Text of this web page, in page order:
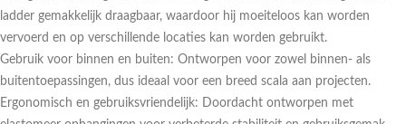
ladder gemakkelijk draagbaar, waardoor hij moeiteloos kan worden
vervoerd en op verschillende locaties kan worden gebruikt.
Gebruik voor binnen en buiten: Ontworpen voor zowel binnen- als
buitentoepassingen, dus ideaal voor een breed scala aan projecten.
Ergonomisch en gebruiksvriendelijk: Doordacht ontworpen met